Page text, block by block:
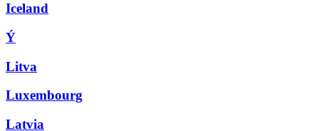
Iceland
Ý
Litva
Luxembourg
Latvia